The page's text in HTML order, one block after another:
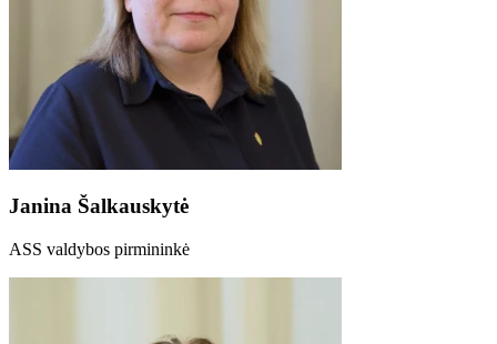
Janina Šalkauskytė
ASS valdybos pirmininkė